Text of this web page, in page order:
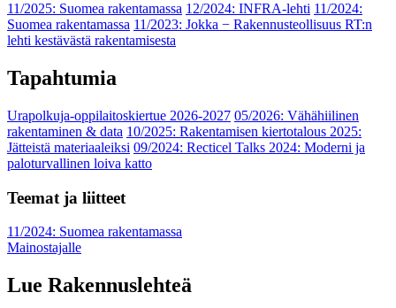
11/2025: Suomea rakentamassa 12/2024: INFRA-lehti 11/2024:
Suomea rakentamassa 11/2023: Jokka − Rakennusteollisuus RT:n
lehti kestävästä rakentamisesta
Tapahtumia
Urapolkuja-oppilaitoskiertue 2026-2027 05/2026: Vähähiilinen
rakentaminen & data 10/2025: Rakentamisen kiertotalous 2025:
Jätteistä materiaaleiksi 09/2024: Recticel Talks 2024: Moderni ja
paloturvallinen loiva katto
Teemat ja liitteet
11/2024: Suomea rakentamassa
Mainostajalle
Lue Rakennuslehteä